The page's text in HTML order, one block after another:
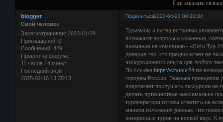
Где заказать
Поделиться2023-04-23 00:20:34
blogger
Свой человек
Зарегистрирован: 2023-01-29
Приглашений: 0
Сообщений: 429
Провел на форуме:
11 часов 14 минут
Последний визит:
2025-02-16 13:35:13
Туризмом и путешествиями
возникают вопросы и сомнения,
внимание на компанию - «Сити Тур
доверие тех, кто предпочитает ее
экскурсионного опыта для любого
По ссылкеhttps://citytour24.ru/
городам России. Важным принципом
предлагает послушать экскурсии не
делать путешествие максимально
туроператора готовы ответить на
манера изложения данных, что
интересных туров на всякий вкус. К